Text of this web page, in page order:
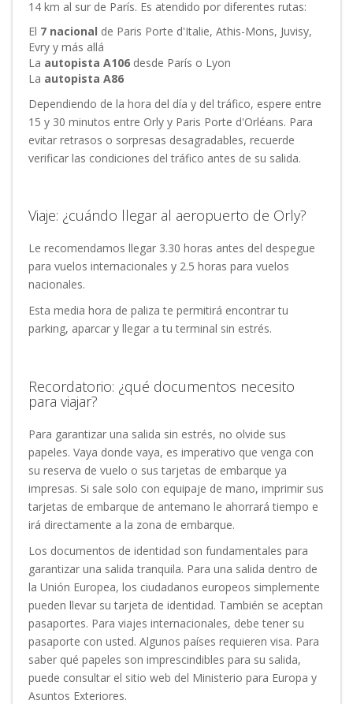
14 km al sur de París. Es atendido por diferentes rutas:
El 7 nacional de Paris Porte d'Italie, Athis-Mons, Juvisy,
Evry y más allá
La autopista A106 desde París o Lyon
La autopista A86
Dependiendo de la hora del día y del tráfico, espere entre
15 y 30 minutos entre Orly y Paris Porte d'Orléans. Para
evitar retrasos o sorpresas desagradables, recuerde
verificar las condiciones del tráfico antes de su salida.
Viaje: ¿cuándo llegar al aeropuerto de Orly?
Le recomendamos llegar 3.30 horas antes del despegue
para vuelos internacionales y 2.5 horas para vuelos
nacionales.
Esta media hora de paliza te permitirá encontrar tu
parking, aparcar y llegar a tu terminal sin estrés.
Recordatorio: ¿qué documentos necesito
para viajar?
Para garantizar una salida sin estrés, no olvide sus
papeles. Vaya donde vaya, es imperativo que venga con
su reserva de vuelo o sus tarjetas de embarque ya
impresas. Si sale solo con equipaje de mano, imprimir sus
tarjetas de embarque de antemano le ahorrará tiempo e
irá directamente a la zona de embarque.
Los documentos de identidad son fundamentales para
garantizar una salida tranquila. Para una salida dentro de
la Unión Europea, los ciudadanos europeos simplemente
pueden llevar su tarjeta de identidad. También se aceptan
pasaportes. Para viajes internacionales, debe tener su
pasaporte con usted. Algunos países requieren visa. Para
saber qué papeles son imprescindibles para su salida,
puede consultar el sitio web del Ministerio para Europa y
Asuntos Exteriores.